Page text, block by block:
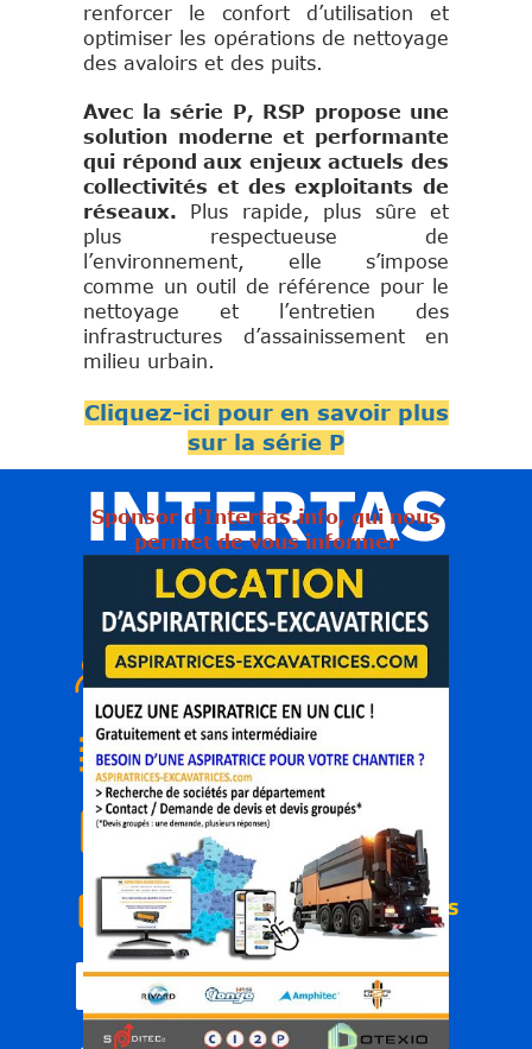
renforcer le confort d’utilisation et
optimiser les opérations de nettoyage
des avaloirs et des puits.
Avec la série P, RSP propose une
solution moderne et performante
qui répond aux enjeux actuels des
collectivités et des exploitants de
réseaux. Plus rapide, plus sûre et
plus respectueuse de
l’environnement, elle s’impose
comme un outil de référence pour le
nettoyage et l’entretien des
infrastructures d’assainissement en
milieu urbain.
Cliquez-ici pour en savoir plus
sur la série P
Sponsor d'Intertas.info, qui nous
permet de vous informer